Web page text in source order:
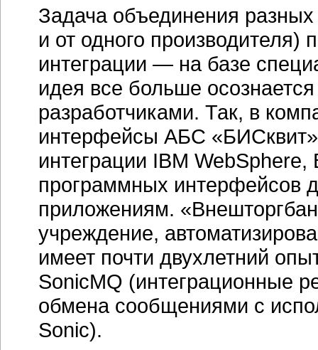
Задача объединения
и от одного производителя)
интеграции — на базе
идея все больше
разработчиками. Так, в
интерфейсы АБС
интеграции IBM
программных интерфейсов
приложениям.
учреждение,
имеет почти двухлетний
SonicMQ (интеграционные
обмена сообщениями с
Sonic).